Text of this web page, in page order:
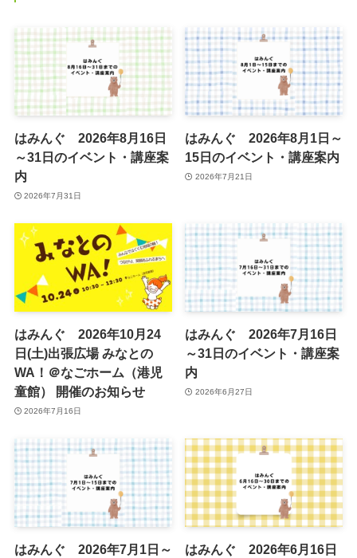
はみんぐ 2026年8月16日
～31日のイベント・講座案
内
2026年7月31日
はみんぐ 2026年8月1日～
15日のイベント・講座案内
2026年7月21日
はみんぐ 2026年10月24
日(土)出張広場 みなとの
WA！＠なごホーム（港児
童館） 開催のお知らせ
2026年7月16日
はみんぐ 2026年7月16日
～31日のイベント・講座案
内
2026年6月27日
はみんぐ 2026年7月1日～
はみんぐ 2026年6月16日